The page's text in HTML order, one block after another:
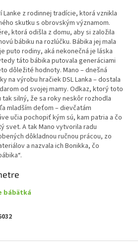
Lanke z rodinnej tradície, ktorá vznikla
skutku s obrovským významom.
ktorá odišla z domu, aby si založila
bábiku na rozlúčku. Bábika jej mala
puto rodiny, aká nekonečná je láska
táto bábika putovala generáciami
dôležité hodnoty. Mano – dnešná
na výrobu hračiek DSL Lanka – dostala
od svojej mamy. Odkaz, ktorý toto
silný, že sa roky neskôr rozhodla
mladším deťom – dievčatám
učia pochopiť kým sú, kam patria a čo
svet. A tak Mano vytvorila radu
dôkladnou ručnou prácou, zo
a nazvala ich Bonikka, čo
bábätká